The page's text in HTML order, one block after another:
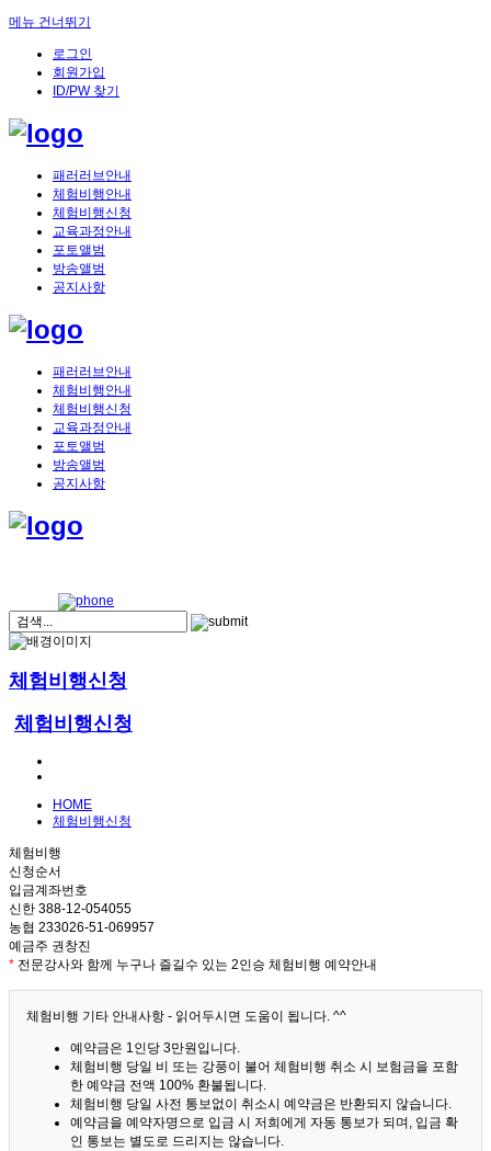
메뉴 건너뛰기
로그인
회원가입
ID/PW 찾기
패러러브안내
체험비행안내
체험비행신청
교육과정안내
포토앨범
방송앨범
공지사항
패러러브안내
체험비행안내
체험비행신청
교육과정안내
포토앨범
방송앨범
공지사항
체험비행신청
체험비행신청
HOME
체험비행신청
체험비행
신청순서
입금계좌번호
신한 388-12-054055
농협 233026-51-069957
예금주 권창진
* 전문강사와 함께 누구나 즐길수 있는 2인승 체험비행 예약안내
체험비행 기타 안내사항 - 읽어두시면 도움이 됩니다. ^^
예약금은 1인당 3만원입니다.
체험비행 당일 비 또는 강풍이 불어 체험비행 취소 시 보험금을 포함
한 예약금 전액 100% 환불됩니다.
체험비행 당일 사전 통보없이 취소시 예약금은 반환되지 않습니다.
예약금을 예약자명으로 입금 시 저희에게 자동 통보가 되며, 입금 확
인 통보는 별도로 드리지는 않습니다.